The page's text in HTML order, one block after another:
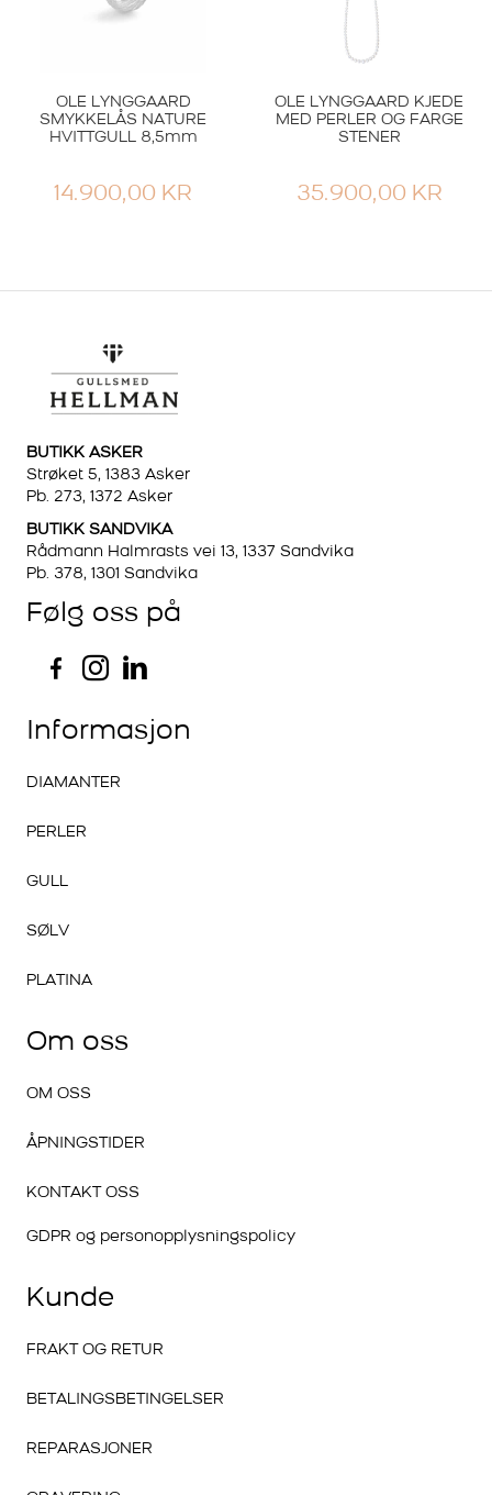
OLE LYNGGAARD
SMYKKELÅS NATURE
HVITTGULL 8,5mm
14.900,00 KR
OLE LYNGGAARD KJEDE
MED PERLER OG FARGE
STENER
35.900,00 KR
BUTIKK ASKER
Strøket 5, 1383 Asker
Pb. 273, 1372 Asker
BUTIKK SANDVIKA
Rådmann Halmrasts vei 13, 1337 Sandvika
Pb. 378, 1301 Sandvika
Følg oss på
Informasjon
DIAMANTER
PERLER
GULL
SØLV
PLATINA
Om oss
OM OSS
ÅPNINGSTIDER
KONTAKT OSS
GDPR og personopplysningspolicy
Kunde
FRAKT OG RETUR
BETALINGSBETINGELSER
REPARASJONER